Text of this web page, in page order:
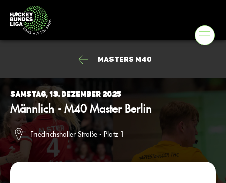
Masters M40
Samstag, 13. Dezember 2025
Männlich - M40 Master Berlin
Friedrichshaller Straße - Platz 1